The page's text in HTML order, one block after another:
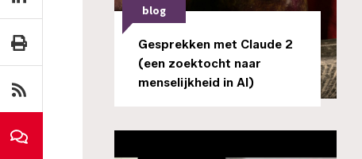
blog
Gesprekken met Claude 2
(een zoektocht naar
menselijkheid in AI)